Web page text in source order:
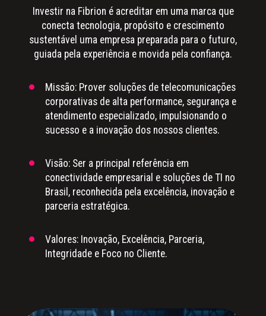
Investir na Fibrion é acreditar em uma marca que
conecta tecnologia, propósito e crescimento
sustentável uma empresa preparada para o futuro,
guiada pela experiência e movida pela confiança.
Missão: Prover soluções de telecomunicações
corporativas de alta performance, segurança e
atendimento especializado, impulsionando o
sucesso e a inovação dos nossos clientes.
Visão: Ser a principal referência em
conectividade empresarial e soluções de TI no
Brasil, reconhecida pela excelência, inovação e
parceria estratégica.
Valores: Inovação, Excelência, Parceria,
Integridade e Foco no Cliente.